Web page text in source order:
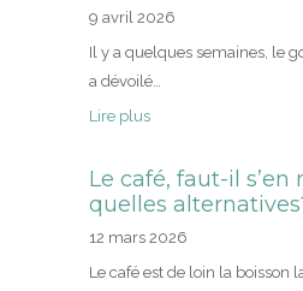
9 avril 2026
Il y a quelques semaines, le
a dévoilé…
Lire plus
Le café, faut-il s’en
quelles
12 mars 2026
Le café est de loin la boisson